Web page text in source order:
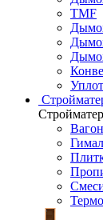
TMF